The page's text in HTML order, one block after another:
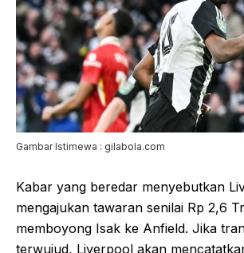
Gambar Istimewa : gilabola.com
Kabar yang beredar menyebutkan
mengajukan tawaran senilai Rp 2,6
memboyong Isak ke Anfield. Jika
terwujud, Liverpool akan